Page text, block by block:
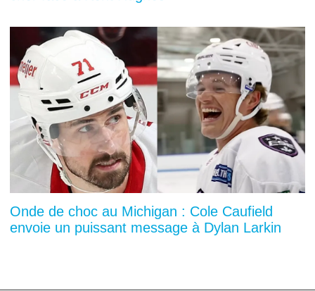
Onde de choc au Michigan : Cole Caufield
envoie un puissant message à Dylan Larkin